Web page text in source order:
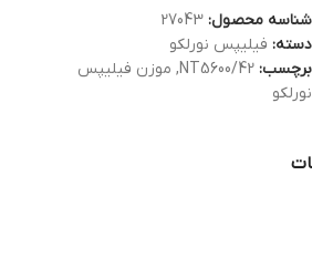
شناسه محصول: 27043
دسته: فیلیپس نورلکو
برچسب: NT5600/42
, موزن فیلیپس
نورلکو